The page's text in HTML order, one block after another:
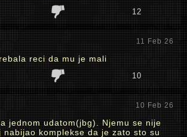
12
11 Feb 26
reci da mu je mali
10
10 Feb 26
jednom udatom(jbg). Njemu se nije
nabijao komplekse da je zato sto su